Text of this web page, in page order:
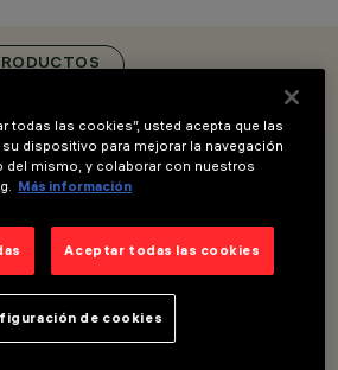
RECORRIDO,
PARA TECHO
DESIGN
DAVID CHIPPERFIELD
AWARDS
definir nuestro ámbito
compartidos de la vida
Ribeira, hemos integrado
para crear una serie de
realzan el carácter y la
todas las cookies”, usted acepta que las
dispositivo para mejorar la navegación
del mismo, y colaborar con nuestros
Más información
Aceptar todas las cookies
de cookies